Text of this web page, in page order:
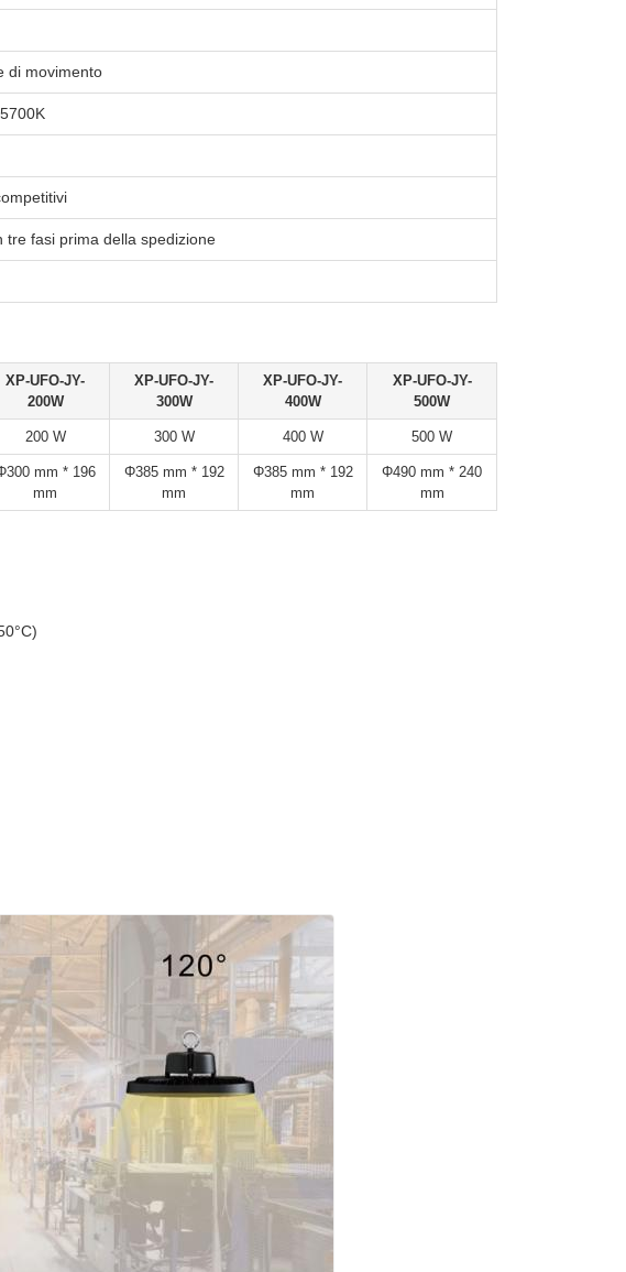
di movimento
tre fasi prima della spedizione
XP-UFO-JY-
200W
XP-UFO-JY-
300W
XP-UFO-JY-
400W
XP-UFO-JY-
500W
200 W 300 W 400 W 500 W
mm * 196
mm
Φ385 mm * 192
mm
Φ385 mm * 192
mm
Φ490 mm * 240
mm